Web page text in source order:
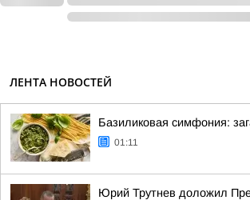
ЛЕНТА НОВОСТЕЙ
Базиликовая симфония:
01:11
Юрий Трутнев доложил